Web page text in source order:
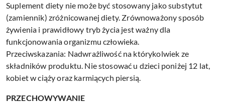
Suplement diety nie może być stosowany jako substytut
(zamiennik) zróżnicowanej diety. Zrównoważony sposób
żywienia i prawidłowy tryb życia jest ważny dla
funkcjonowania organizmu człowieka.
Przeciwskazania: Nadwrażliwość na którykolwiek ze
składników produktu. Nie stosować u dzieci poniżej 12 lat,
kobiet w ciąży oraz karmiących piersią.
PRZECHOWYWANIE